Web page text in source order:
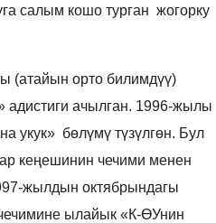
салым кошо турган жогорку
(атайын орто билимдүү)
адистиги ачылган. 1996-жылы
укук» бөлүмү түзүлгөн. Бул
кеңешинин чечими менен
жылдын октябрындагы
ылайык «К-ӨУнин